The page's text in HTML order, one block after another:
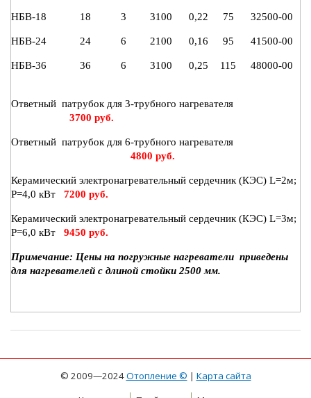
НБВ-18 18 3 3100 0,22 75 32500-00
НБВ-24 24 6 2100 0,16 95 41500-00
НБВ-36 36 6 3100 0,25 115 48000-00
Ответный патрубок для 3-трубного нагревателя
3700 руб.
Ответный патрубок для 6-трубного нагревателя
4800 руб.
Керамический электронагревательный сердечник (КЭС) L=2м;
Р=4,0 кВт
7200 руб.
Керамический электронагревательный сердечник (КЭС) L=3м;
Р=6,0 кВт
9450 руб.
Примечание: Цены на погружные нагреватели приведены
для нагревателей с длиной стойки 2500 мм.
© 2009—2024Отопление © | Карта сайта